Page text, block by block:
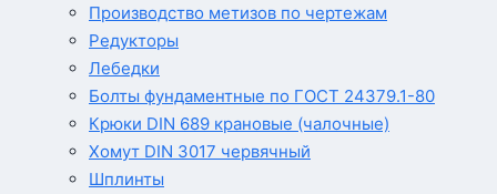
Производство метизов по чертежам
Редукторы
Лебедки
Болты фундаментные по ГОСТ 24379.1-80
Крюки DIN 689 крановые (чалочные)
Хомут DIN 3017 червячный
Шплинты